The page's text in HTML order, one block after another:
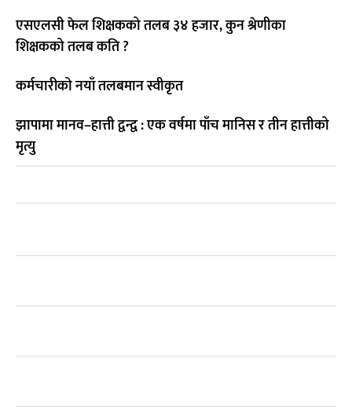
एसएलसी फेल शिक्षकको तलब ३४ हजार, कुन श्रेणीका
शिक्षकको तलब कति ?
कर्मचारीको नयाँ तलबमान स्वीकृत
झापामा मानव–हात्ती द्वन्द्व : एक वर्षमा पाँच मानिस र तीन हात्तीको
मृत्यु